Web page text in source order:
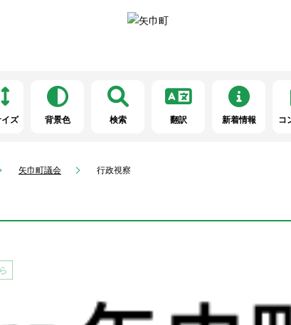
ズ 背景色 検索 翻訳 新着情報 コ
矢巾町議会 行政視察